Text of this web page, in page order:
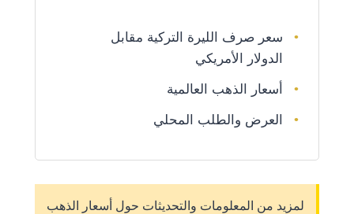
سعر صرف الليرة التركية مقابل
الدولار الأمريكي
أسعار الذهب العالمية
العرض والطلب المحلي
لمزيد من المعلومات والتحديثات حول أسعار الذهب